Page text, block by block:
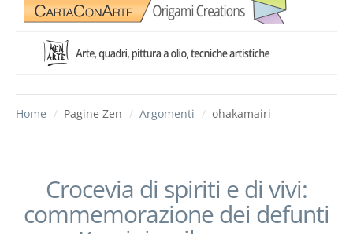
Home / Pagine Zen / Argomenti / ohakamairi
Crocevia di spiriti e di vivi:
commemorazione dei defunti